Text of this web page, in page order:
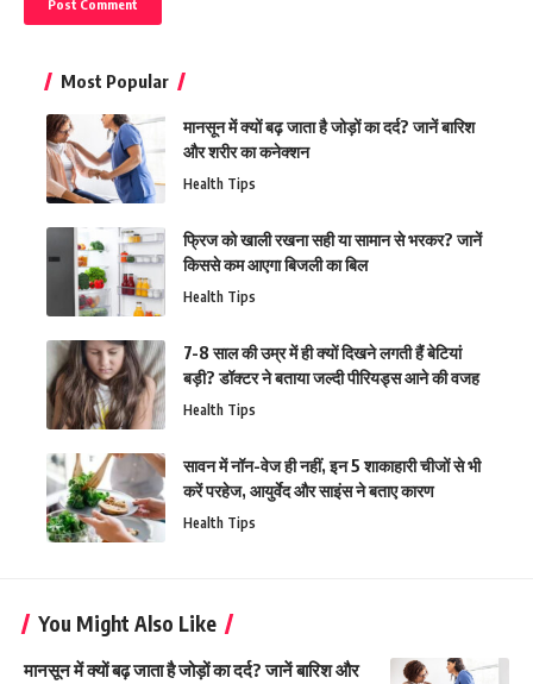
Most Popular
मानसून में क्यों बढ़ जाता है जोड़ों का दर्द? जानें बारिश
और शरीर का कनेक्शन
Health Tips
फ्रिज को खाली रखना सही या सामान से भरकर? जानें
किससे कम आएगा बिजली का बिल
Health Tips
7-8 साल की उम्र में ही क्यों दिखने लगती हैं बेटियां
बड़ी? डॉक्टर ने बताया जल्दी पीरियड्स आने की वजह
Health Tips
सावन में नॉन-वेज ही नहीं, इन 5 शाकाहारी चीजों से भी
करें परहेज, आयुर्वेद और साइंस ने बताए कारण
Health Tips
You Might Also Like
मानसून में क्यों बढ़ जाता है जोड़ों का दर्द? जानें बारिश और